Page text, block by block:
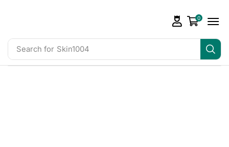
Search for Skin1004
0